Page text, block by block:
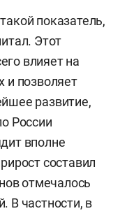
показатель,
Этот
влияет на
и позволяет
развитие,
России
вполне
составил
отмечалось
В частности, в